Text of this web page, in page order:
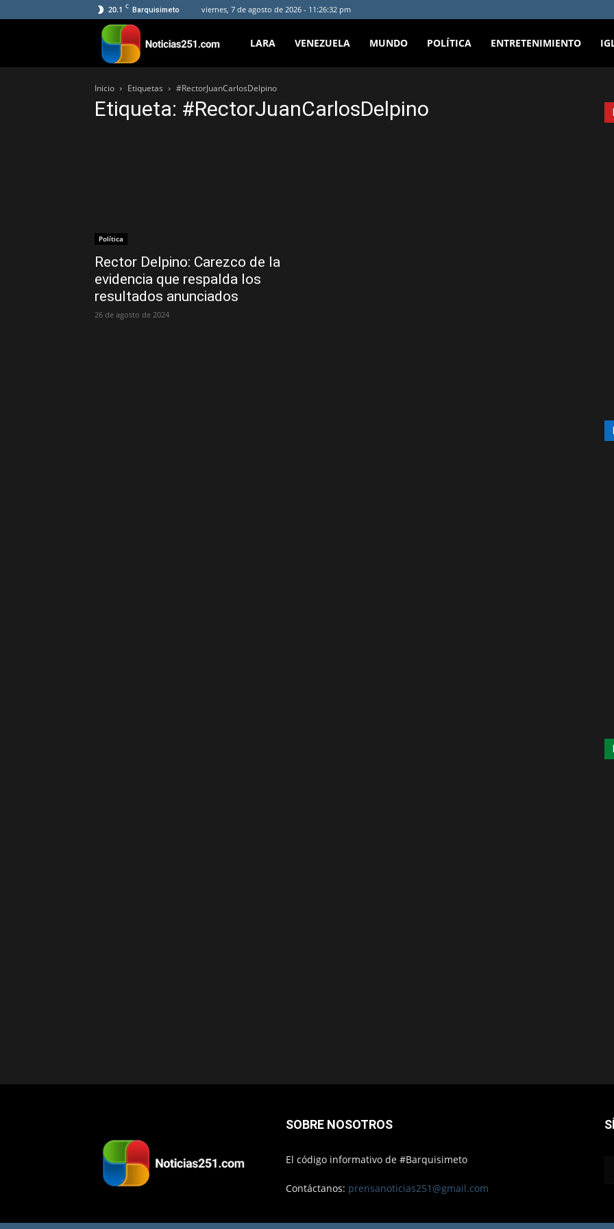
20.1 C Barquisimeto viernes, 7 de agosto de 2026 - 11:26:32 pm
Noticias251
LARA VENEZUELA MUNDO POLÍTICA ENTRETENIMIENTO
Inicio Etiquetas #RectorJuanCarlosDelpino
Etiqueta: #RectorJuanCarlosDelpino
Política
Rector Delpino: Carezco de la
evidencia que respalda los
resultados anunciados
26 de agosto de 2024
SOBRE NOSOTROS
El código informativo de #Barquisimeto
Contáctanos: prensanoticias251@gmail.com